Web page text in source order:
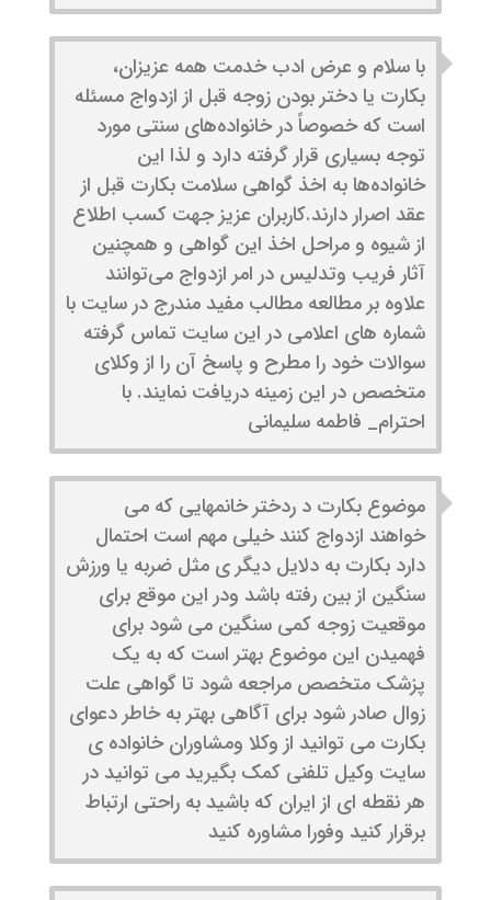
با سلام و عرض ادب خدمت همه عزیزان،
بکارت یا دختر بودن زوجه قبل از ازدواج مسئله
است که خصوصاً در خانواده‌های سنتی مورد
توجه بسیاری قرار گرفته دارد و لذا این
خانواده‌ها به اخذ گواهی سلامت بکارت قبل از
عقد اصرار دارند.کاربران عزیز جهت کسب اطلاع
از شیوه و مراحل اخذ این گواهی و همچنین
آثار فریب وتدلیس در امر ازدواج می‌توانند
علاوه بر مطالعه مطالب مفید مندرج در سایت با
شماره های اعلامی در این سایت تماس گرفته
سوالات خود را مطرح و پاسخ آن را از وکلای
متخصص در این زمینه دریافت نمایند. با
احترام_ فاطمه سلیمانی
موضوع بکارت د ردختر خانمهایی که می
خواهند ازدواج کنند خیلی مهم است احتمال
دارد بکارت به دلایل دیگر ی مثل ضربه یا ورزش
سنگین از بین رفته باشد ودر این موقع برای
موقعیت زوجه کمی سنگین می شود برای
فهمیدن این موضوع بهتر است که به یک
پزشک متخصص مراجعه شود تا گواهی علت
زوال صادر شود برای آگاهی بهتر به خاطر دعوای
بکارت می توانید از وکلا ومشاوران خانواده ی
سایت وکیل تلفنی کمک بگیرید می توانید در
هر نقطه ای از ایران که باشید به راحتی ارتباط
برقرار کنید وفورا مشاوره کنید